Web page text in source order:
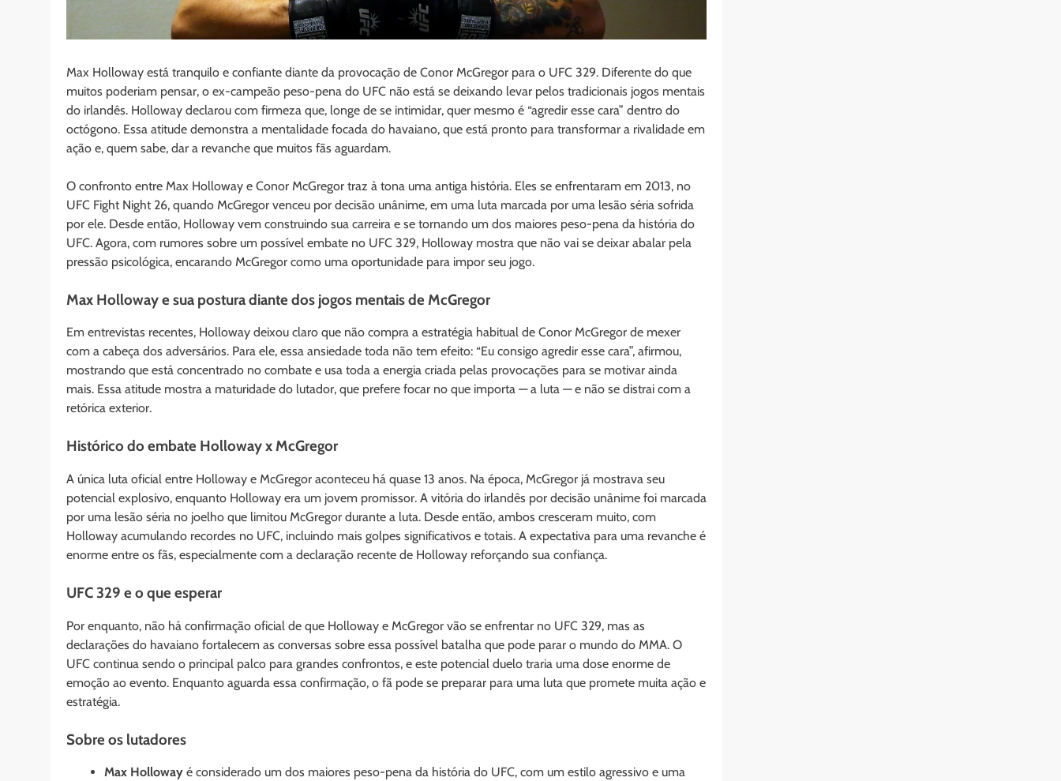
Max Holloway está tranquilo e confiante diante da provocação de Conor McGregor para o UFC 329. Diferente do que
muitos poderiam pensar, o ex-campeão peso-pena do UFC não está se deixando levar pelos tradicionais jogos mentais
do irlandês. Holloway declarou com firmeza que, longe de se intimidar, quer mesmo é “agredir esse cara” dentro do
octógono. Essa atitude demonstra a mentalidade focada do havaiano, que está pronto para transformar a rivalidade em
ação e, quem sabe, dar a revanche que muitos fãs aguardam.
O confronto entre Max Holloway e Conor McGregor traz à tona uma antiga história. Eles se enfrentaram em 2013, no
UFC Fight Night 26, quando McGregor venceu por decisão unânime, em uma luta marcada por uma lesão séria sofrida
por ele. Desde então, Holloway vem construindo sua carreira e se tornando um dos maiores peso-pena da história do
UFC. Agora, com rumores sobre um possível embate no UFC 329, Holloway mostra que não vai se deixar abalar pela
pressão psicológica, encarando McGregor como uma oportunidade para impor seu jogo.
Max Holloway e sua postura diante dos jogos mentais de McGregor
Em entrevistas recentes, Holloway deixou claro que não compra a estratégia habitual de Conor McGregor de mexer
com a cabeça dos adversários. Para ele, essa ansiedade toda não tem efeito: “Eu consigo agredir esse cara”, afirmou,
mostrando que está concentrado no combate e usa toda a energia criada pelas provocações para se motivar ainda
mais. Essa atitude mostra a maturidade do lutador, que prefere focar no que importa — a luta — e não se distrai com a
retórica exterior.
Histórico do embate Holloway x McGregor
A única luta oficial entre Holloway e McGregor aconteceu há quase 13 anos. Na época, McGregor já mostrava seu
potencial explosivo, enquanto Holloway era um jovem promissor. A vitória do irlandês por decisão unânime foi marcada
por uma lesão séria no joelho que limitou McGregor durante a luta. Desde então, ambos cresceram muito, com
Holloway acumulando recordes no UFC, incluindo mais golpes significativos e totais. A expectativa para uma revanche é
enorme entre os fãs, especialmente com a declaração recente de Holloway reforçando sua confiança.
UFC 329 e o que esperar
Por enquanto, não há confirmação oficial de que Holloway e McGregor vão se enfrentar no UFC 329, mas as
declarações do havaiano fortalecem as conversas sobre essa possível batalha que pode parar o mundo do MMA. O
UFC continua sendo o principal palco para grandes confrontos, e este potencial duelo traria uma dose enorme de
emoção ao evento. Enquanto aguarda essa confirmação, o fã pode se preparar para uma luta que promete muita ação e
estratégia.
Sobre os lutadores
Max Holloway é considerado um dos maiores peso-pena da história do UFC, com um estilo agressivo e uma